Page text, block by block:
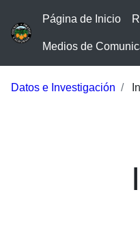
Página de Inicio
Medios de
Datos e Investigación